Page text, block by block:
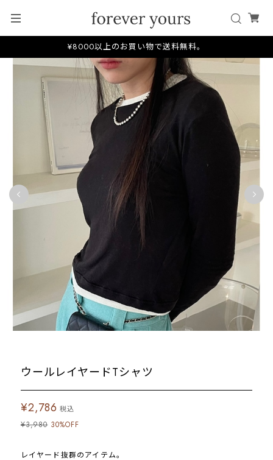
¥8000以上のお買い物で送料無料。
ウールレイヤードTシャツ
¥2,786 税込
¥3,980 30%OFF
レイヤード抜群のアイテム。